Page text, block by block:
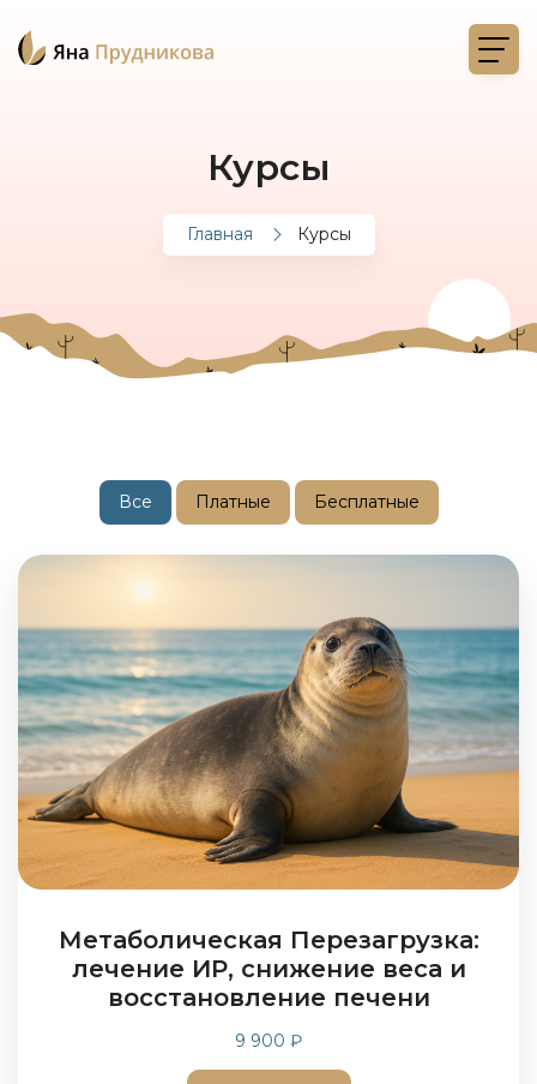
Курсы
Главная Курсы
Все Платные Бесплатные
Метаболическая Перезагрузка:
лечение ИР, снижение веса и
восстановление печени
9 900 ₽